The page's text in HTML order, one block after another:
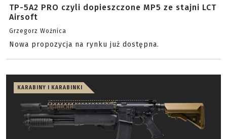
TP-5A2 PRO czyli dopieszczone MP5 ze stajni LCT
Airsoft
Grzegorz Woźnica
Nowa propozycja na rynku już dostępna.
KARABINY I KARABINKI